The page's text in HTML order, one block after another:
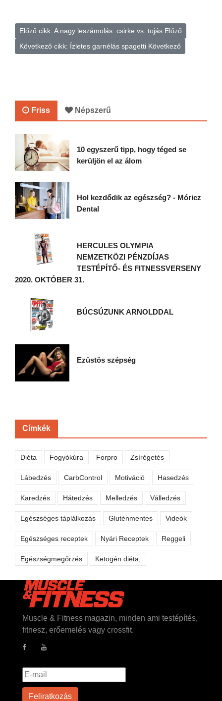
Előző cikk: A nagy leszámolás: csirke vs. tojás Előző
Következő cikk: Ízletes garnélás spagetti Következő
Friss Népszerű
10 egyszerű tipp, hogy téged se
kerüljön el az álom
Hol kezdődik az egészség? - Móricz
Dental
HERCULES OLYMPIA
NEMZETKÖZI PÉNZDÍJAS
TESTÉPÍTŐ- ÉS FITNESSVERSENY
2020. OKTÓBER 31.
BÚCSÚZUNK ARNOLDDAL
Ezüstös szépség
Címkék
Diéta Fogyókúra Forpro Zsírégetés
Lábedzés CarbControl Motiváció Hasedzés
Karedzés Hátedzés Melledzés Válledzés
Egészséges táplálkozás Gluténmentes Videók
Egészséges receptek Nyári Receptek Reggeli
Egészségmegőrzés Ketogén diéta,
Muscle & Fitness magazin, minden ami testépítés,
fitnesz, erőemelés vagy crossfit.